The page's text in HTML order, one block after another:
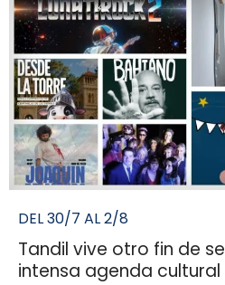
DEL 30/7 AL 2/8
Tandil vive otro fin de
intensa agenda cultural